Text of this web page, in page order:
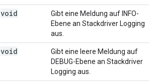
void
Gibt eine Meldung auf INFO-
Ebene an Stackdriver Logging
aus.
void
Gibt eine leere Meldung auf
DEBUG-Ebene an Stackdriver
Logging aus.